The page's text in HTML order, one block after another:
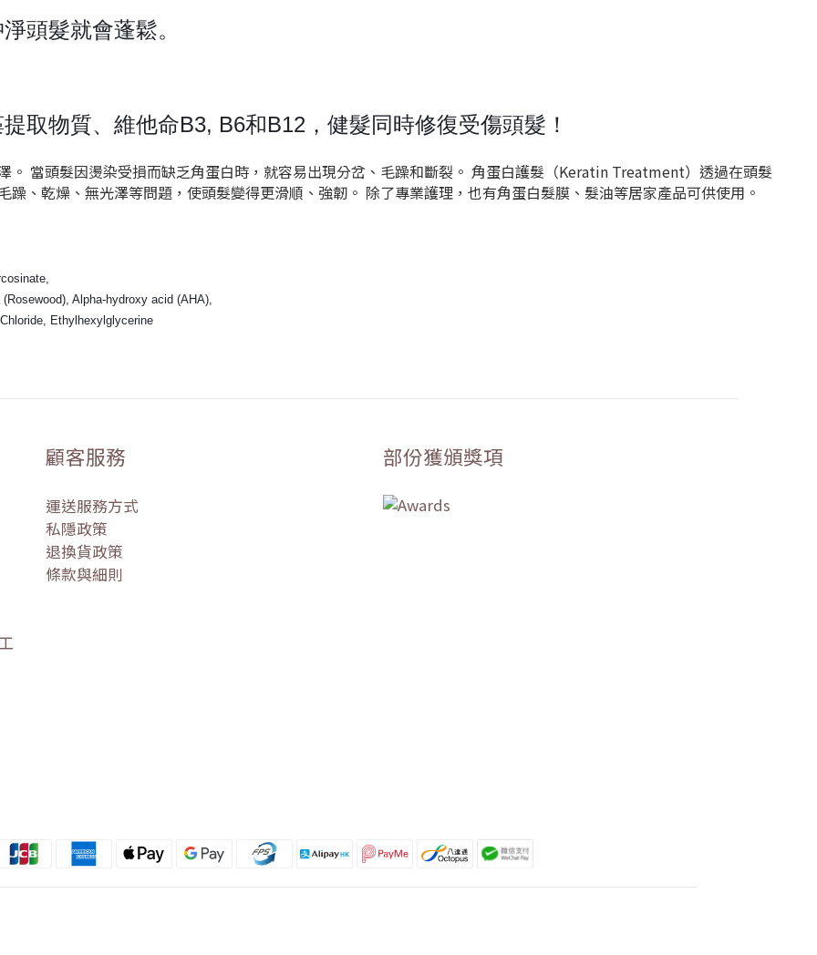
頭髮就會蓬鬆。
取物質、維他命B3, B6和B12 ，健髮同時修復受傷頭髮！
。 當頭髮因燙染受損而缺乏角蛋白時，就容易出現分岔、毛躁和斷裂。 角蛋白護髮（Keratin Treatment）透過在頭髮
、乾燥、無光澤等問題，使頭髮變得更滑順、強韌。 除了專業護理，也有角蛋白髮膜、髮油等居家產品可供使用。
Alpha-hydroxy acid (AHA),
Ethylhexylglycerine
顧客服務
運送服務方式
私隱政策
退換貨政策
條款與細則
部份獲頒獎項